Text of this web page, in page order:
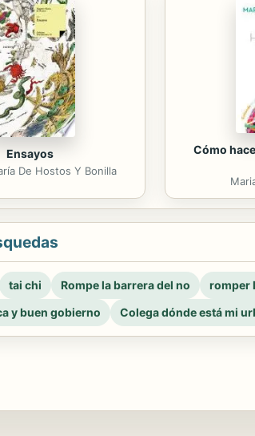
Ensayos
De Hostos Y Bonilla
Cómo
tai chi Rompe la barrera del no
romper
y buen gobierno
Colega dónde está mi